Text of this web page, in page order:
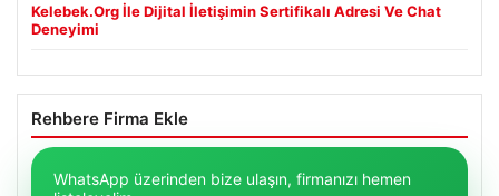
Kelebek.Org İle Dijital İletişimin Sertifikalı Adresi Ve Chat
Deneyimi
Rehbere Firma Ekle
WhatsApp üzerinden bize ulaşın, firmanızı hemen